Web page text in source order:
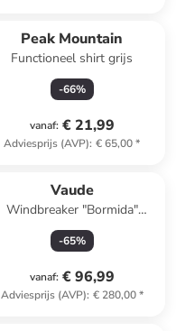
Peak Mountain
Functioneel shirt grijs
-66%
vanaf: € 21,99
Adviesprijs (AVP): € 65,00*
Vaude
Windbreaker "Bormida"
donkergroen
-65%
vanaf: € 96,99
Adviesprijs (AVP): € 280,00*